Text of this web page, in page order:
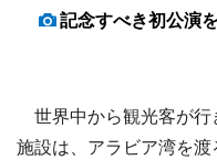
記念すべき初公演
世界中から観光客が行
施設は、アラビア湾を